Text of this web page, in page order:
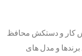
کار و دستکش محافظ
و مدل های